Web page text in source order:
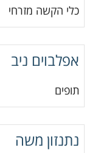
כלי הקשה מזרחי
אפלבוים ניב
תופים
נתנזון משה